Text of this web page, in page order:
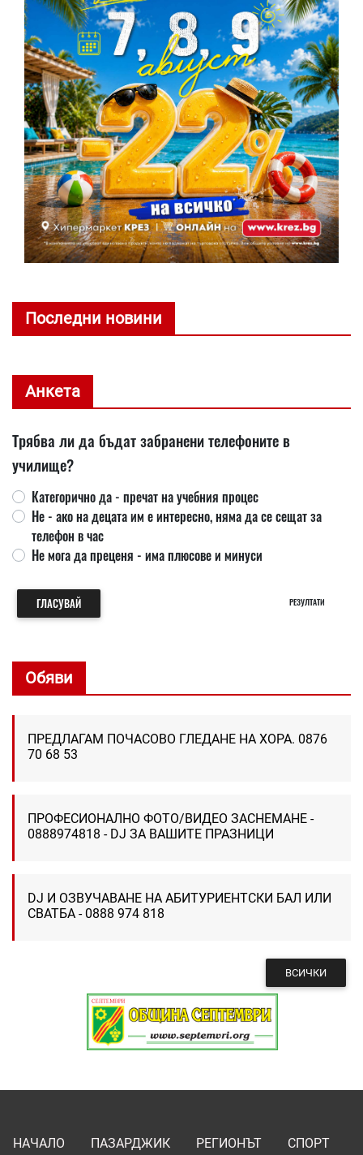
Последни новини
Анкета
Трябва ли да бъдат забранени телефоните в
училище?
Категорично да - пречат на учебния процес
Не - ако на децата им е интересно, няма да се сещат за
телефон в час
Не мога да преценя - има плюсове и минуси
ГЛАСУВАЙ РЕЗУЛТАТИ
Обяви
ПРЕДЛАГАМ ПОЧАСОВО ГЛЕДАНЕ НА ХОРА. 0876
70 68 53
ПРОФЕСИОНАЛНО ФОТО/ВИДЕО ЗАСНЕМАНЕ -
0888974818 - DJ ЗА ВАШИТЕ ПРАЗНИЦИ
DJ И ОЗВУЧАВАНЕ НА АБИТУРИЕНТСКИ БАЛ ИЛИ
СВАТБА - 0888 974 818
ВСИЧКИ
НАЧАЛО ПАЗАРДЖИК РЕГИОНЪТ
СПОРТ